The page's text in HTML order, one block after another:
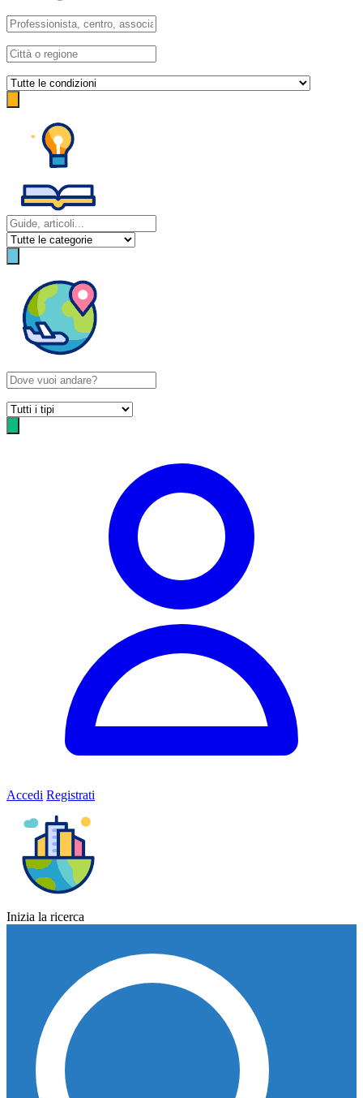
Accedi Registrati
Inizia la ricerca